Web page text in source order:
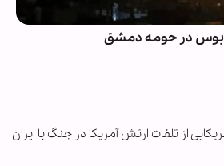
در حومه دمشق
از تلفات ارتش آمریکا در جنگ با ایران